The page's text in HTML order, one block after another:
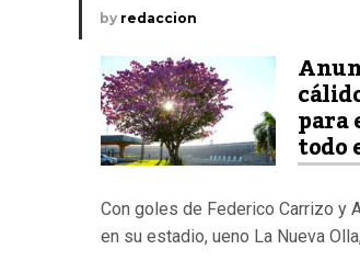
by redaccion
para
todo
Con goles de Federico Carrizo y
en su estadio, ueno La Nueva